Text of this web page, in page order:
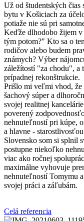
Už od študentských čias
bytu v Košiciach za
potiaže nie sú pri
Keďže dlhodobo žijem v
tým potom?" Kto sa o
rodičov alebo budem
známych? Výber
záležítostí "za chodu", a
prípadnej rekonštrukcie.
Prišlo mi veľmi vhod, že
šachový súper a
svojej realitnej
poverený
nehnuteľností pri kúpe,
a hlavne -
Slovensko som si splnil
postupne niekoľko
viac ako ročnej
maximálne vyhovuje
nehnuteľností Tomymu
svojej práci a záľubám.
Celá referencia